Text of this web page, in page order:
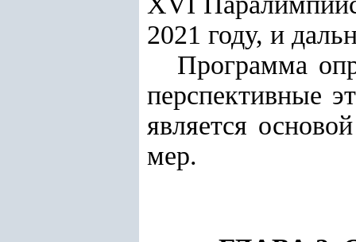
2021 году, и
Программа
перспективные
является
мер.